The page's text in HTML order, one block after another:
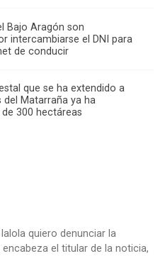
Bajo Aragón son
intercambiarse el DNI para
de conducir
que se ha extendido a
Matarraña ya ha
300 hectáreas
quiero denunciar la
el titular de la noticia,